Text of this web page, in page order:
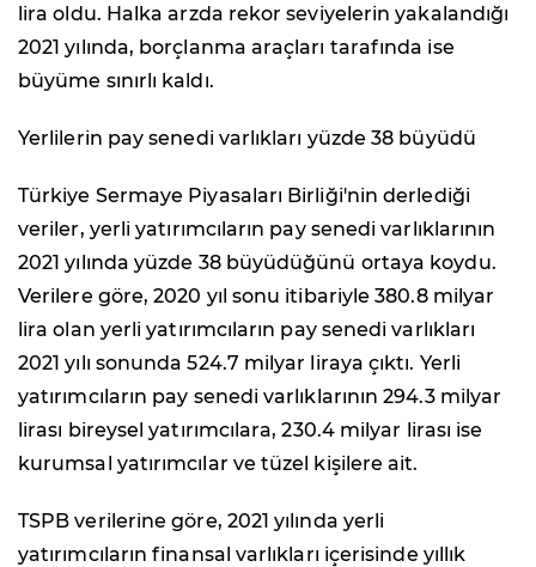
lira oldu. Halka arzda rekor seviyelerin yakalandığı
2021 yılında, borçlanma araçları tarafında ise
büyüme sınırlı kaldı.
Yerlilerin pay senedi varlıkları yüzde 38 büyüdü
Türkiye Sermaye Piyasaları Birliği'nin derlediği
veriler, yerli yatırımcıların pay senedi varlıklarının
2021 yılında yüzde 38 büyüdüğünü ortaya koydu.
Verilere göre, 2020 yıl sonu itibariyle 380.8 milyar
lira olan yerli yatırımcıların pay senedi varlıkları
2021 yılı sonunda 524.7 milyar liraya çıktı. Yerli
yatırımcıların pay senedi varlıklarının 294.3 milyar
lirası bireysel yatırımcılara, 230.4 milyar lirası ise
kurumsal yatırımcılar ve tüzel kişilere ait.
TSPB verilerine göre, 2021 yılında yerli
yatırımcıların finansal varlıkları içerisinde yıllık